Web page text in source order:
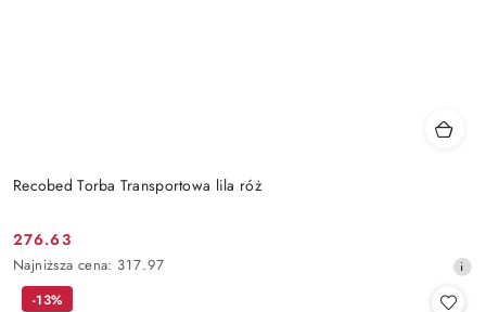
Recobed Torba Transportowa lila róż
Cena
promocyjna:
276.63
Najniższa
cena
Najniższa cena: 317.97
-13%